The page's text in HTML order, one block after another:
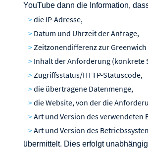
YouTube dann die Information,
die IP-Adresse,
Datum und Uhrzeit der Anfrage,
Zeitzonendifferenz zur Greenwich
Inhalt der Anforderung (konkrete
Zugriffsstatus/HTTP-Statuscode,
die übertragene Datenmenge,
die Website, von der die
Art und Version des verwendeten
Art und Version des
übermittelt. Dies erfolgt